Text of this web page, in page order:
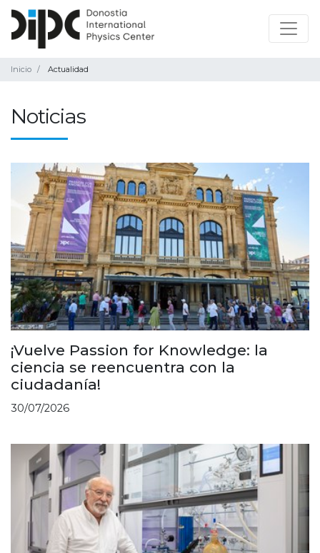
Inicio Actualidad
Noticias
¡Vuelve Passion for Knowledge: la
ciencia se reencuentra con la
ciudadanía!
30/07/2026